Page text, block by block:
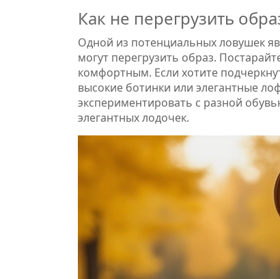
Как не перегрузить
Одной из потенциальных ловушек
могут перегрузить образ.
комфортным. Если хотите
высокие ботинки или элегантные
экспериментировать с разной
элегантных лодочек.